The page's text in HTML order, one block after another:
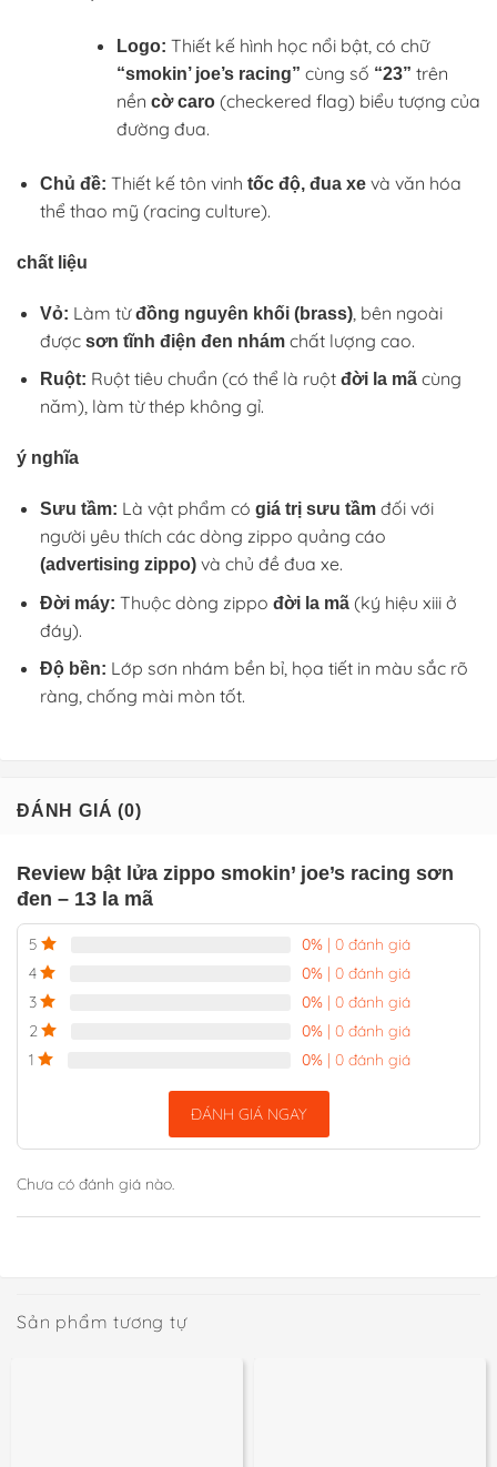
Logo: Thiết kế hình học nổi bật, có chữ
“smokin’ joe’s racing” cùng số “23” trên
nền cờ caro(checkered flag) biểu tượng của
đường đua.
Chủ đề: Thiết kế tôn vinh tốc độ, đua xevà văn hóa
thể thao mỹ (racing culture).
chất liệu
Vỏ: Làm từđồng nguyên khối (brass), bên ngoài
được sơn tĩnh điện đen nhámchất lượng cao.
Ruột: Ruột tiêu chuẩn (có thể là ruột đời la mãcùng
năm), làm từ thép không gỉ.
ý nghĩa
Sưu tầm: Là vật phẩm có giá trị sưu tầmđối với
người yêu thích các dòng zippo quảng cáo
(advertising zippo)và chủ đề đua xe.
Đời máy: Thuộc dòng zippo đời la mã(ký hiệu xiii ở
đáy).
Độ bền: Lớp sơn nhám bền bỉ, họa tiết in màu sắc rõ
ràng, chống mài mòn tốt.
ĐÁNH GIÁ (0)
Review bật lửa zippo smokin’ joe’s racing sơn
đen – 13 la mã
5 0% | 0 đánh giá
4
0% | 0 đánh giá
3
0% | 0 đánh giá
2
0% | 0 đánh giá
1
0% | 0 đánh giá
ĐÁNH GIÁ NGAY
Chưa có đánh giá nào.
Sản phẩm tương tự